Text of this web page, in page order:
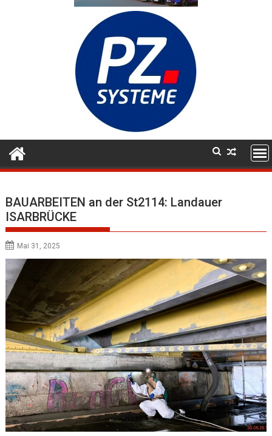
BAUARBEITEN an der St2114: Landauer
ISARBRÜCKE
Mai 31, 2025